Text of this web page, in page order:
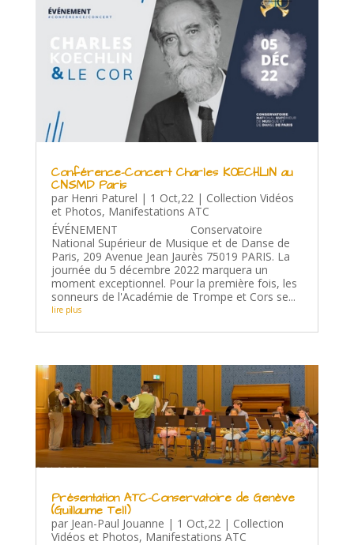
Conférence-Concert Charles KOECHLIN au
CNSMD Paris
par Henri Paturel | 1 Oct,22 | Collection Vidéos
et Photos, Manifestations ATC
ÉVÉNEMENT Conservatoire
National Supérieur de Musique et de Danse de
Paris, 209 Avenue Jean Jaurès 75019 PARIS. La
journée du 5 décembre 2022 marquera un
moment exceptionnel. Pour la première fois, les
sonneurs de l'Académie de Trompe et Cors se...
lire plus
Présentation ATC-Conservatoire de Genève
(Guillaume Tell)
par Jean-Paul Jouanne | 1 Oct,22| Collection
Vidéos et Photos, Manifestations ATC